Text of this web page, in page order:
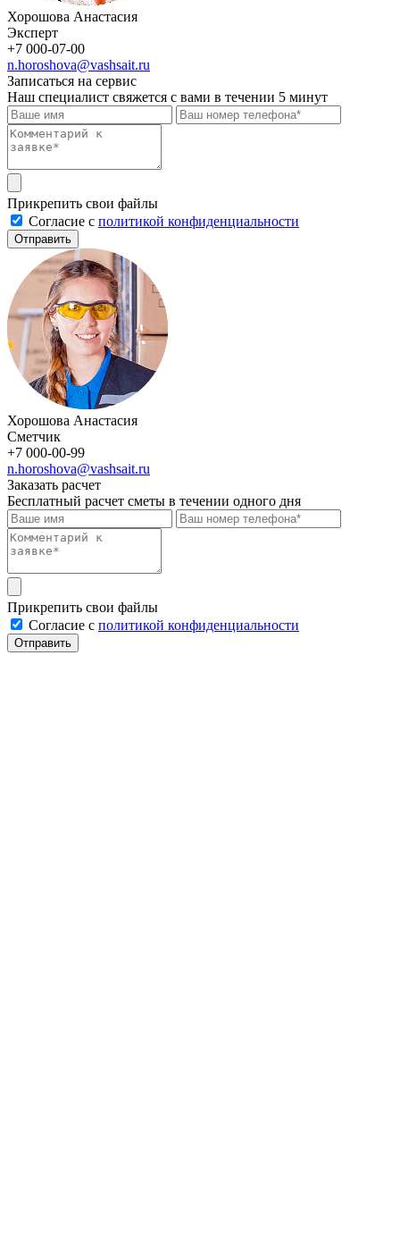
Хорошова Анастасия
Эксперт
+7 000-07-00
n.horoshova@vashsait.ru
Записаться на сервис
Наш специалист свяжется с вами в течении 5 минут
Прикрепить свои файлы
Cогласие с политикой конфиденциальности
Отправить
Хорошова Анастасия
Сметчик
+7 000-00-99
n.horoshova@vashsait.ru
Заказать расчет
Бесплатный расчет сметы в течении одного дня
Прикрепить свои файлы
Cогласие с политикой конфиденциальности
Отправить